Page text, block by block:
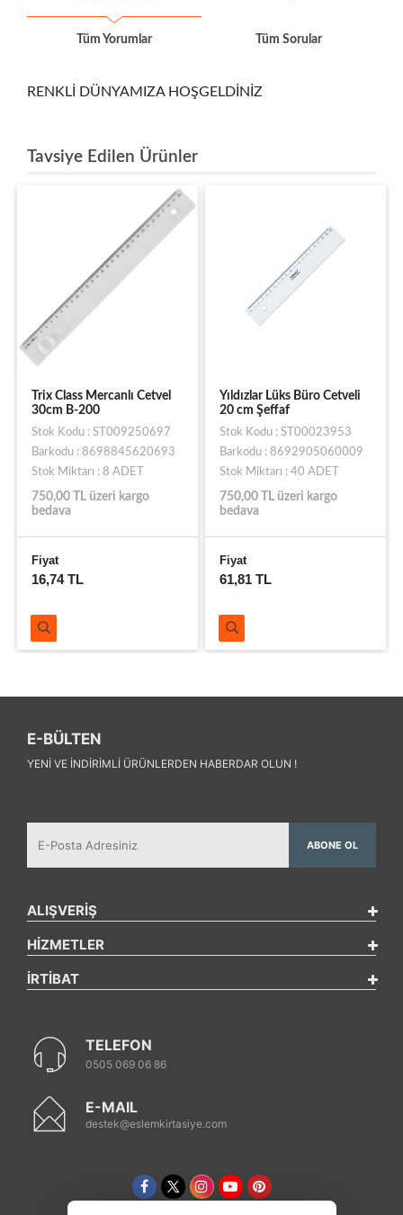
Tüm Yorumlar Tüm Sorular
RENKLİ DÜNYAMIZA HOŞGELDİNİZ
Tavsiye Edilen Ürünler
Trix Class Mercanlı Cetvel
30cm B-200
Stok Kodu : ST009250697
Barkodu : 8698845620693
Stok Miktarı : 8 ADET
750,00 TL üzeri kargo
bedava
Fiyat
16,74 TL
Yıldızlar Lüks Büro Cetveli
20 cm Şeffaf
Stok Kodu : ST00023953
Barkodu : 8692905060009
Stok Miktarı : 40 ADET
750,00 TL üzeri kargo
bedava
Fiyat
61,81 TL
E-BÜLTEN
YENI VE INDIRIMLI ÜRÜNLERDEN HABERDAR OLUN !
ABONE OL
ALIŞVERİŞ
HİZMETLER
İRTİBAT
TELEFON
0505 069 06 86
E-MAIL
destek@eslemkirtasiye.com